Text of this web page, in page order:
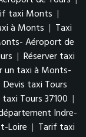
taxi Monts |
à Monts | Taxi
Aéroport de
| Réserver taxi
un taxi à Monts-
Devis taxi Tours
taxi Tours 37100 |
Indre-
Loire | Tarif taxi